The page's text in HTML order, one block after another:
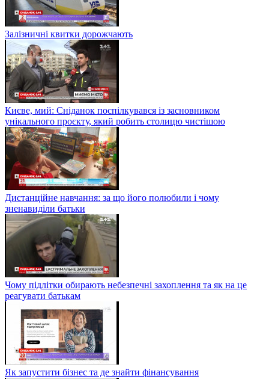
Залізничні квитки дорожчають
Києве, мий: Сніданок поспілкувався із засновником
унікального проєкту, який робить столицю чистішою
Дистанційне навчання: за що його полюбили і чому
зненавиділи батьки
Чому підлітки обирають небезпечні захоплення та як на це
реагувати батькам
Як запустити бізнес та де знайти фінансування